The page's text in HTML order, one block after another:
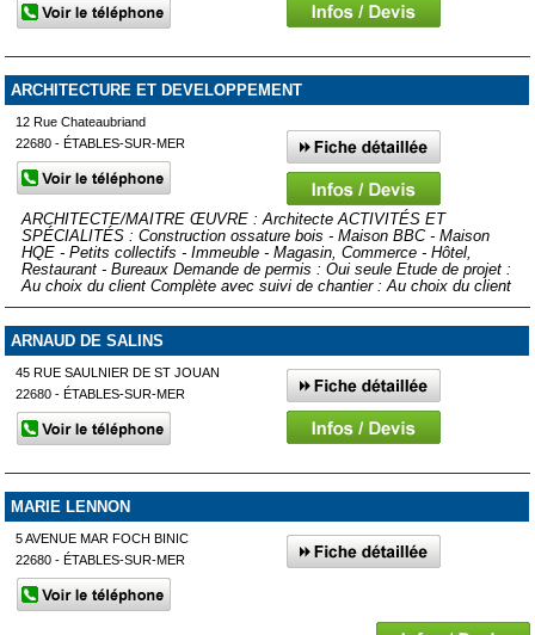
ARCHITECTURE ET DEVELOPPEMENT
12 Rue Chateaubriand
22680 - ÉTABLES-SUR-MER
ARCHITECTE/MAITRE ŒUVRE : Architecte ACTIVITÉS ET
SPÉCIALITÉS : Construction ossature bois - Maison BBC - Maison
HQE - Petits collectifs - Immeuble - Magasin, Commerce - Hôtel,
Restaurant - Bureaux Demande de permis : Oui seule Etude de projet :
Au choix du client Complète avec suivi de chantier : Au choix du client
ARNAUD DE SALINS
45 RUE SAULNIER DE ST JOUAN
22680 - ÉTABLES-SUR-MER
MARIE LENNON
5 AVENUE MAR FOCH BINIC
22680 - ÉTABLES-SUR-MER